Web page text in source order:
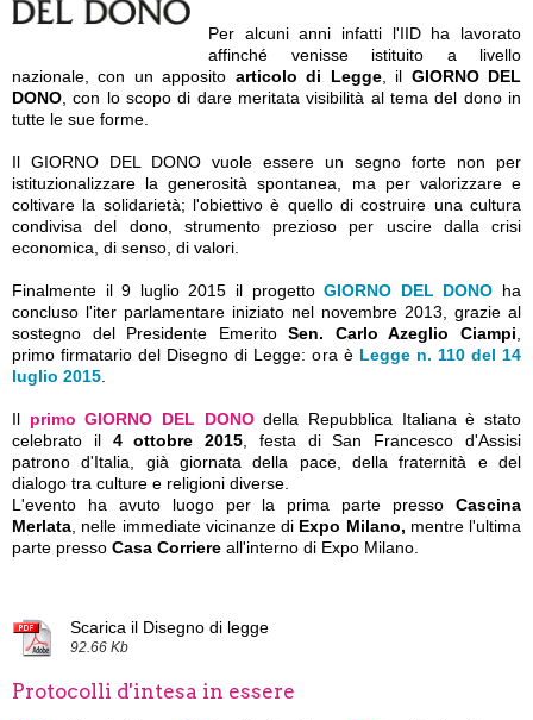
Per alcuni anni infatti l'IID ha lavorato
affinché venisse istituito a livello
nazionale, con un apposito articolo di Legge, il GIORNO DEL
DONO , con lo scopo di dare meritata visibilità al tema del dono in
tutte le sue forme.
Il GIORNO DEL DONO vuole essere un segno forte non per
istituzionalizzare la generosità spontanea, ma per valorizzare e
coltivare la solidarietà; l'obiettivo è quello di costruire una cultura
condivisa del dono, strumento prezioso per uscire dalla crisi
economica, di senso, di valori.
Finalmente il 9 luglio 2015 il progettoGIORNO DEL DONO ha
concluso l'iter parlamentare iniziato nel novembre 2013, grazie al
sostegno del Presidente EmeritoSen. Carlo Azeglio Ciampi
primo firmatario del Disegno di Legge: ora è Legge n. 110 del 14
luglio 2015
Il primo GIORNO DEL DONOdella Repubblica Italiana è stato
celebrato il 4 ottobre 2015 , festa di San Francesco d'Assisi
patrono d'Italia, già giornata della pace, della fraternità e del
dialogo tra culture e religioni diverse.
L'evento ha avuto luogo per la prima parte presso Cascina
Merlata nelle immediate vicinanze di Expo Milano, mentre l'ultima
parte presso Casa Corriere all'interno di Expo Milano.
Scarica il Disegno di legge
92.66 Kb
Protocolli d'intesa in essere